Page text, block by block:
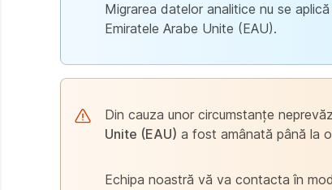
Migrarea datelor analitice nu se
Emiratele Arabe Unite (EAU).
Din cauza unor circumstanțe
Unite (EAU) a fost amânată până la
Echipa noastră vă va contacta în